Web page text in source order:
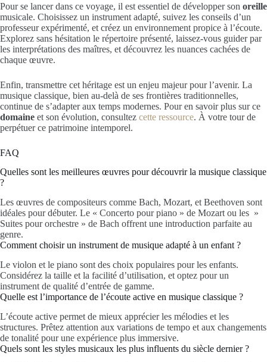
Pour se lancer dans ce voyage, il est essentiel de développer son oreille
musicale. Choisissez un instrument adapté, suivez les conseils d’un
professeur expérimenté, et créez un environnement propice à l’écoute.
Explorez sans hésitation le répertoire présenté, laissez-vous guider par
les interprétations des maîtres, et découvrez les nuances cachées de
chaque œuvre.
Enfin, transmettre cet héritage est un enjeu majeur pour l’avenir. La
musique classique, bien au-delà de ses frontières traditionnelles,
continue de s’adapter aux temps modernes. Pour en savoir plus sur ce
domaine et son évolution, consultez cette ressource. À votre tour de
perpétuer ce patrimoine intemporel.
FAQ
Quelles sont les meilleures œuvres pour découvrir la musique classique
?
Les œuvres de compositeurs comme Bach, Mozart, et Beethoven sont
idéales pour débuter. Le « Concerto pour piano » de Mozart ou les »
Suites pour orchestre » de Bach offrent une introduction parfaite au
genre.
Comment choisir un instrument de musique adapté à un enfant ?
Le violon et le piano sont des choix populaires pour les enfants.
Considérez la taille et la facilité d’utilisation, et optez pour un
instrument de qualité d’entrée de gamme.
Quelle est l’importance de l’écoute active en musique classique ?
L’écoute active permet de mieux apprécier les mélodies et les
structures. Prêtez attention aux variations de tempo et aux changements
de tonalité pour une expérience plus immersive.
Quels sont les styles musicaux les plus influents du siècle dernier ?